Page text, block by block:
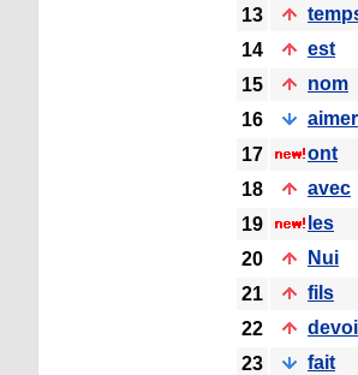
13
14
est
15
nom
16
aimer
17
ont
18
avec
19
les
20
Nui
21
fils
22
23
fait